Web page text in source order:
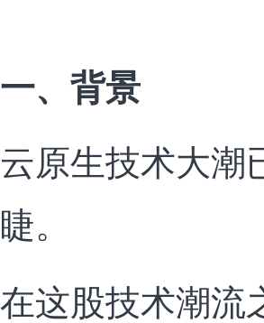
一、背景
云原生技术大潮
睫。
在这股技术潮流